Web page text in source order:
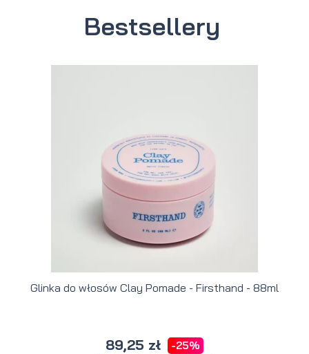
Bestsellery
Glinka do włosów Clay Pomade - Firsthand - 88ml
89,25 zł -25%